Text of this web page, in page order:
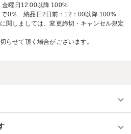
曜日12:00以降 100%
0％ 納品日2日前：12：00以降 100%
関しましては、変更締切・キャンセル規定
らせて頂く場合がございます。